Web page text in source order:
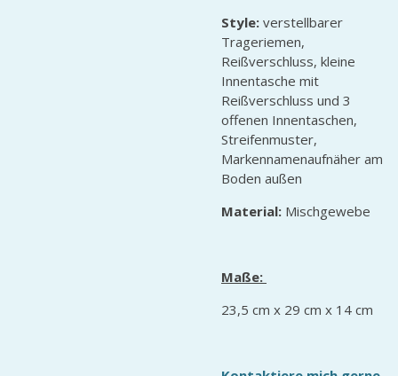
Style: verstellbarer
Trageriemen,
Reißverschluss, kleine
Innentasche mit
Reißverschluss und 3
offenen Innentaschen,
Streifenmuster,
Markennamenaufnäher am
Boden außen
Material: Mischgewebe
Maße:
23,5 cm x 29 cm x 14 cm